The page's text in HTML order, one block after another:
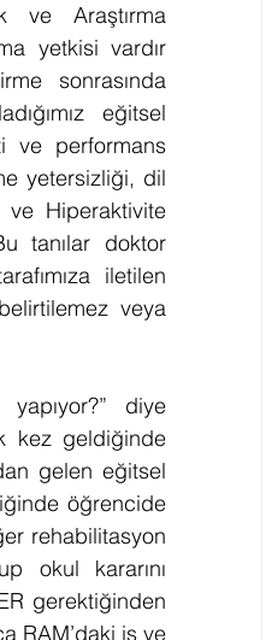
ve Araştırma
yetkisi vardır
sonrasında
eğitsel
ve performans
yetersizliği, dil
Hiperaktivite
tanılar doktor
iletilen
veya
diye
kez geldiğinde
gelen eğitsel
rehabilitasyon
okul kararını
gerektiğinden
RAM’daki iş ve